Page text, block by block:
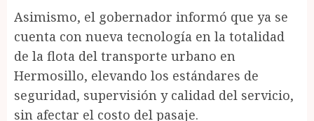
Asimismo, el gobernador informó que ya se
cuenta con nueva tecnología en la totalidad
de la flota del transporte urbano en
Hermosillo, elevando los estándares de
seguridad, supervisión y calidad del servicio,
sin afectar el costo del pasaje.